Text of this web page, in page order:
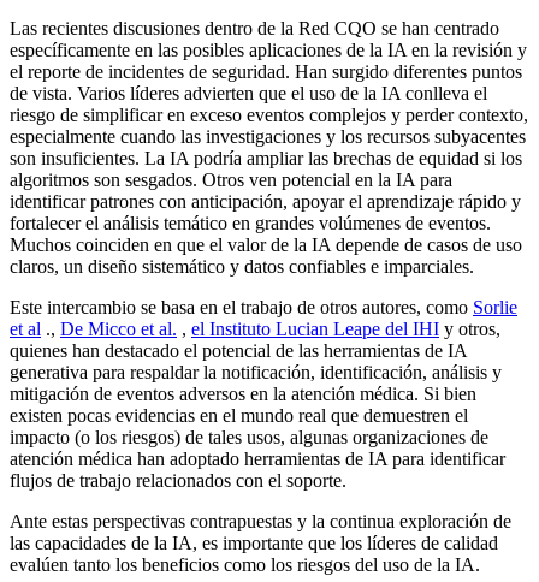
Las recientes discusiones dentro de la Red CQO se han centrado
específicamente en las posibles aplicaciones de la IA en la revisión y
el reporte de incidentes de seguridad. Han surgido diferentes puntos
de vista. Varios líderes advierten que el uso de la IA conlleva el
riesgo de simplificar en exceso eventos complejos y perder contexto,
especialmente cuando las investigaciones y los recursos subyacentes
son insuficientes. La IA podría ampliar las brechas de equidad si los
algoritmos son sesgados. Otros ven potencial en la IA para
identificar patrones con anticipación, apoyar el aprendizaje rápido y
fortalecer el análisis temático en grandes volúmenes de eventos.
Muchos coinciden en que el valor de la IA depende de casos de uso
claros, un diseño sistemático y datos confiables e imparciales.
Este intercambio se basa en el trabajo de otros autores, como Sorlie
et al ., De Micco et al. , el Instituto Lucian Leape del IHI y otros,
quienes han destacado el potencial de las herramientas de IA
generativa para respaldar la notificación, identificación, análisis y
mitigación de eventos adversos en la atención médica. Si bien
existen pocas evidencias en el mundo real que demuestren el
impacto (o los riesgos) de tales usos, algunas organizaciones de
atención médica han adoptado herramientas de IA para identificar
flujos de trabajo relacionados con el soporte.
Ante estas perspectivas contrapuestas y la continua exploración de
las capacidades de la IA, es importante que los líderes de calidad
evalúen tanto los beneficios como los riesgos del uso de la IA.